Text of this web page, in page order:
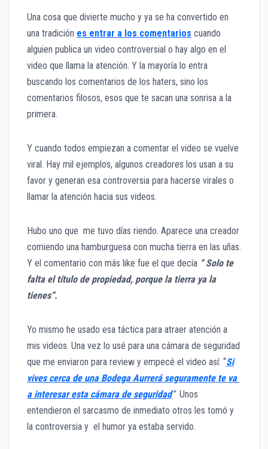
Una cosa que divierte mucho y ya se ha convertido en
una tradición es entrar a los comentarios cuando
alguien publica un video controversial o hay algo en el
video que llama la atención. Y la mayoría lo entra
buscando los comentarios de los haters, sino los
comentarios filosos, esos que te sacan una sonrisa a la
primera.
Y cuando todos empiezan a comentar el video se vuelve
viral. Hay mil ejemplos, algunos creadores los usan a su
favor y generan esa controversia para hacerse virales o
llamar la atención hacia sus videos.
Hubo uno que me tuvo días riendo. Aparece una creador
comiendo una hamburguesa con mucha tierra en las uñas.
Y el comentario con más like fue el que decía ” Solo te
falta el título de propiedad, porque la tierra ya la
tienes”.
Yo mismo he usado esa táctica para atraer atención a
mis videos. Una vez lo usé para una cámara de seguridad
que me enviaron para review y empecé el video así: “Si
vives cerca de una Bodega Aurrerá seguramente te va
a interesar esta cámara de seguridad” Unos
entendieron el sarcasmo de inmediato otros les tomó y
la controversia y el humor ya estaba servido.